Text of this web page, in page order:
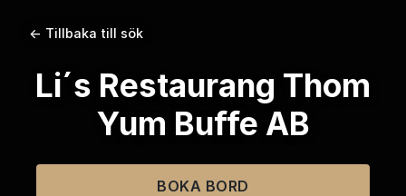
← Tillbaka till sök
Li´s Restaurang Thom
Yum Buffe AB
BOKA BORD